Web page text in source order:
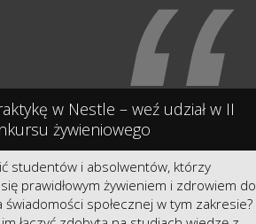
w Nestle – weź udział w II
żywieniowego
studentów i absolwentów, którzy
prawidłowym żywieniem i zdrowiem do
świadomości społecznej w tym zakresie?